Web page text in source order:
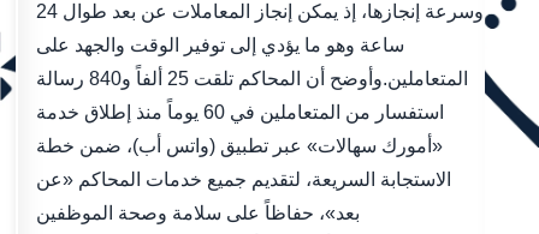
وسرعة إنجازها، إذ يمكن إنجاز المعاملات عن بعد طوال 24
ساعة وهو ما يؤدي إلى توفير الوقت والجهد على
المتعاملين.وأوضح أن المحاكم تلقت 25 ألفاً و840 رسالة
استفسار من المتعاملين في 60 يوماً منذ إطلاق خدمة
«أمورك سهالات» عبر تطبيق (واتس أب)، ضمن خطة
الاستجابة السريعة، لتقديم جميع خدمات المحاكم «عن
بعد»، حفاظاً على سلامة وصحة الموظفين